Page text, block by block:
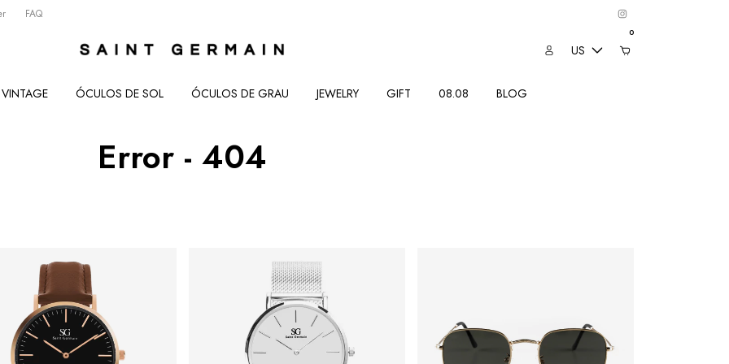
FAQ
US
0
VINTAGE ÓCULOS DE SOL ÓCULOS DE GRAU JEWELRY GIFT 08.08 BLOG
Error - 404